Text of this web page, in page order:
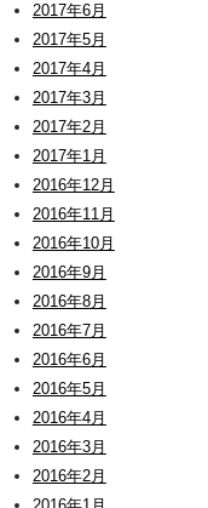
2017年6月
2017年5月
2017年4月
2017年3月
2017年2月
2017年1月
2016年12月
2016年11月
2016年10月
2016年9月
2016年8月
2016年7月
2016年6月
2016年5月
2016年4月
2016年3月
2016年2月